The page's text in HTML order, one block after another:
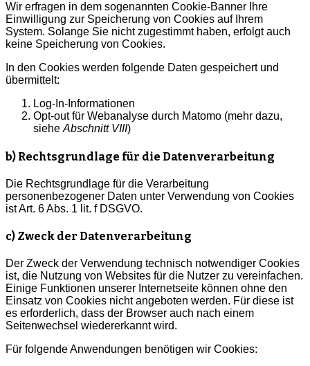
Wir erfragen in dem sogenannten Cookie-Banner Ihre
Einwilligung zur Speicherung von Cookies auf Ihrem
System. Solange Sie nicht zugestimmt haben, erfolgt auch
keine Speicherung von Cookies.
In den Cookies werden folgende Daten gespeichert und
übermittelt:
Log-In-Informationen
Opt-out für Webanalyse durch Matomo (mehr dazu,
sieheAbschnitt VIII)
b) Rechtsgrundlage für die Datenverarbeitung
Die Rechtsgrundlage für die Verarbeitung
personenbezogener Daten unter Verwendung von Cookies
ist Art. 6 Abs. 1 lit. f DSGVO.
c) Zweck der Datenverarbeitung
Der Zweck der Verwendung technisch notwendiger Cookies
ist, die Nutzung von Websites für die Nutzer zu vereinfachen.
Einige Funktionen unserer Internetseite können ohne den
Einsatz von Cookies nicht angeboten werden. Für diese ist
es erforderlich, dass der Browser auch nach einem
Seitenwechsel wiedererkannt wird.
Für folgende Anwendungen benötigen wir Cookies: